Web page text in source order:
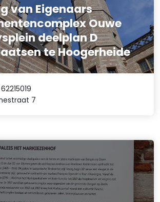
van Eigenaars
Ouwe
deelplan D
te Hoogerheide
62215019
7